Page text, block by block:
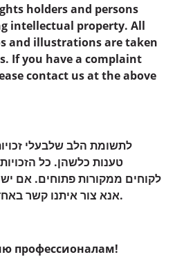
holders and persons
intellectual property. All
and illustrations are taken
If you have a complaint
contact us at the above
לתשומת הלב שלבעלי
טענות כלשהן. כל
לקוחים ממקורות פתוחים. אם
אנא צור איתנו קשר באחד הדרכים הרשומים לעיל.
профессионалам!